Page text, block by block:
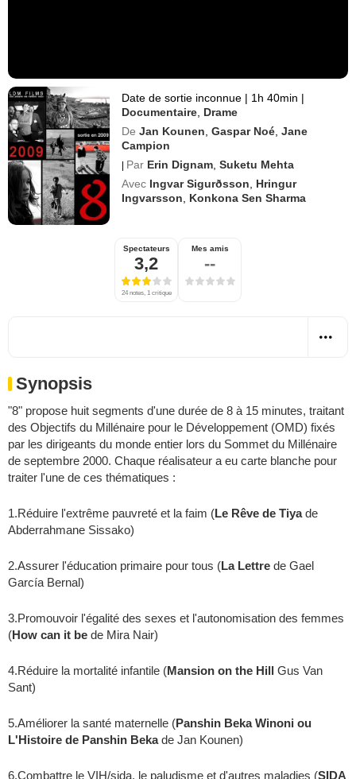
Date de sortie inconnue | 1h 40min |
Documentaire Drame
De Jan Kounen ,Gaspar Noé ,Jane
Campion
| Par Erin Dignam ,Suketu Mehta
Avec Ingvar Sigurðsson
Hringur
Ingvarsson
Konkona Sen Sharma
Spectateurs
3,2
24 notes, 1 critique
Mes amis
--
Synopsis
"8" propose huit segments d'une durée de 8 à 15 minutes, traitant
des Objectifs du Millénaire pour le Développement (OMD) fixés
par les dirigeants du monde entier lors du Sommet du Millénaire
de septembre 2000. Chaque réalisateur a eu carte blanche pour
traiter l'une de ces thématiques :
1.Réduire l'extrême pauvreté et la faim (Le Rêve de Tiyade
Abderrahmane Sissako)
2.Assurer l'éducation primaire pour tous (La Lettre de Gael
García Bernal)
3.Promouvoir l'égalité des sexes et l'autonomisation des femmes
(How can it be de Mira Nair)
4.Réduire la mortalité infantile (Mansion on the Hill Gus Van
Sant)
5.Améliorer la santé maternelle (Panshin Beka Winoni ou
L'Histoire de Panshin Bekade Jan Kounen)
6.Combattre le VIH/sida, le paludisme et d'autres maladies (SIDA